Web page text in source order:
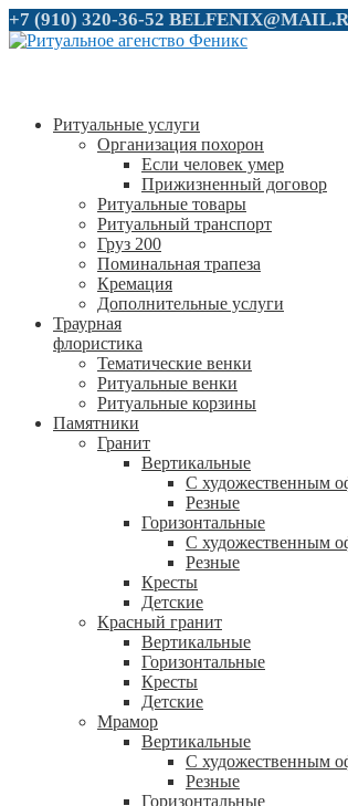
+7 (910) 320-36-52
Ритуальные услуги
Организация похорон
Если человек умер
Прижизненный договор
Ритуальные товары
Ритуальный транспорт
Груз 200
Поминальная трапеза
Кремация
Дополнительные услуги
Траурная
флористика
Тематические венки
Ритуальные венки
Ритуальные корзины
Памятники
Гранит
Вертикальные
С художественным
Резные
Горизонтальные
С художественным
Резные
Кресты
Детские
Красный гранит
Вертикальные
Горизонтальные
Кресты
Детские
Мрамор
Вертикальные
С художественным
Резные
Горизонтальные